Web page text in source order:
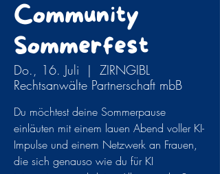
Community
Sommerfest
Do., 16. Juli
  |
ZIRNGIBL
Rechtsanwälte Partnerschaft mbB
Du möchtest deine Sommerpause
einläuten mit einem lauen Abend voller KI-
Impulse und einem Netzwerk an Frauen,
die sich genauso wie du für KI